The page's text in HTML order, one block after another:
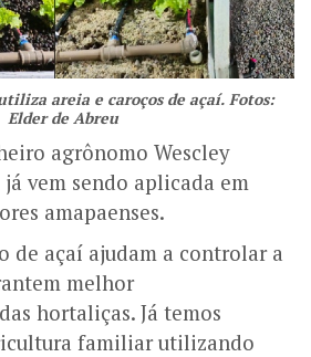
areia e caroços de açaí. Fotos:
Elder de Abreu
agrônomo Wescley
vem sendo aplicada em
amapaenses.
de açaí ajudam a controlar a
melhor
hortaliças. Já temos
familiar utilizando